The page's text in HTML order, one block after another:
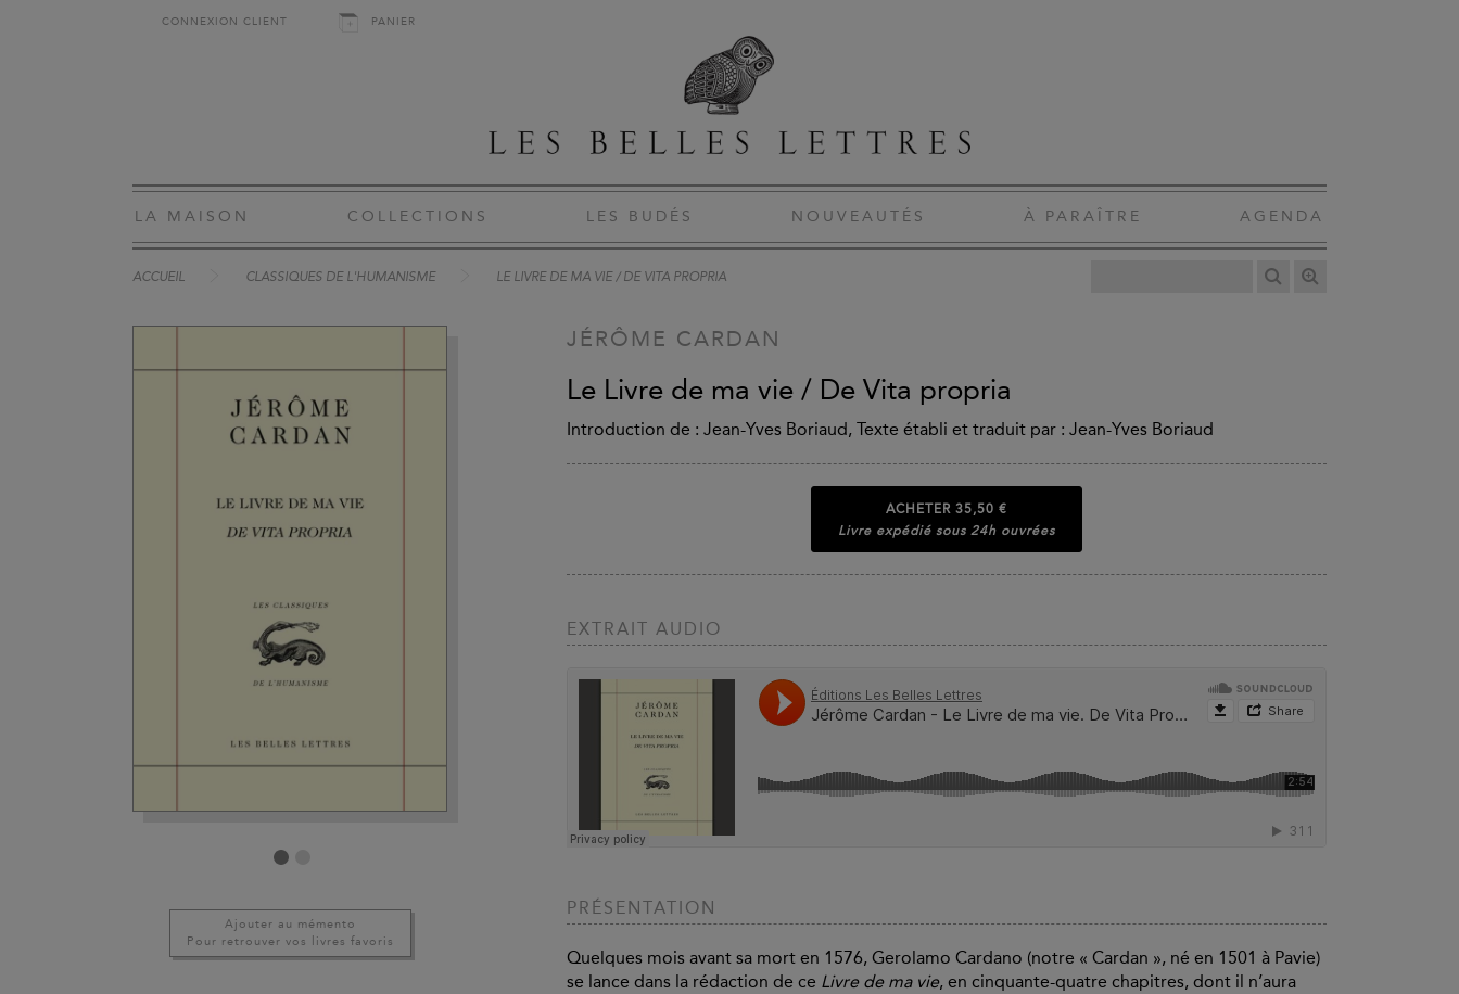
CONNEXION CLIENT PANIER
LA MAISON COLLECTIONS LES BUDÉS NOUVEAUTÉS À PARAÎTRE AGENDA
ACCUEIL CLASSIQUES DE L'HUMANISME LE LIVRE DE MA VIE / DE VITA PROPRIA
Ajouter au mémento
Pour retrouver vos livres favoris
JÉRÔME CARDAN
Le Livre de ma vie / De Vita propria
Introduction de : Jean-Yves Boriaud, Texte établi et traduit par : Jean-Yves Boriaud
ACHETER 35,50 €
Livre expédié sous 24h ouvrées
EXTRAIT AUDIO
PRÉSENTATION
Quelques mois avant sa mort en 1576, Gerolamo Cardano (notre « Cardan », né en 1501 à Pavie)
se lance dans la rédaction de ce Livre de ma vie, en cinquante-quatre chapitres, dont il n’aura